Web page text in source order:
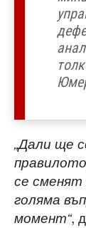
„Дали ще
се
голяма
момент“,